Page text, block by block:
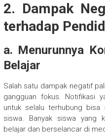
2. Dampak
terhadap
a. Menurunnya
Belajar
Salah satu dampak negatif
gangguan fokus. Notifikasi
untuk selalu terhubung bisa
siswa. Banyak siswa yang
belajar dan berselancar di